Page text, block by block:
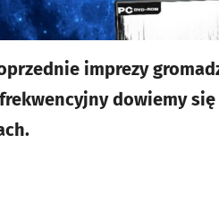
imprezy
dowiemy się